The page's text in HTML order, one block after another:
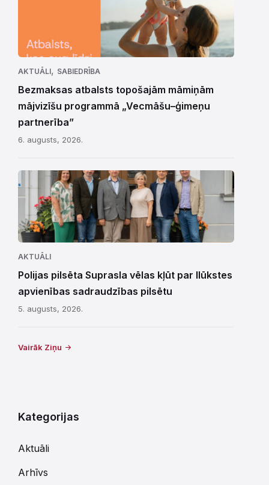
AKTUĀLI, SABIEDRĪBA
Bezmaksas atbalsts topošajām māmiņām
mājvizīšu programmā „Vecmāšu–ģimeņu
partnerība”
6. augusts, 2026.
AKTUĀLI
Polijas pilsēta Suprasla vēlas kļūt par Ilūkstes
apvienības sadraudzības pilsētu
5. augusts, 2026.
Vairāk Ziņu
Kategorijas
Aktuāli
Arhīvs